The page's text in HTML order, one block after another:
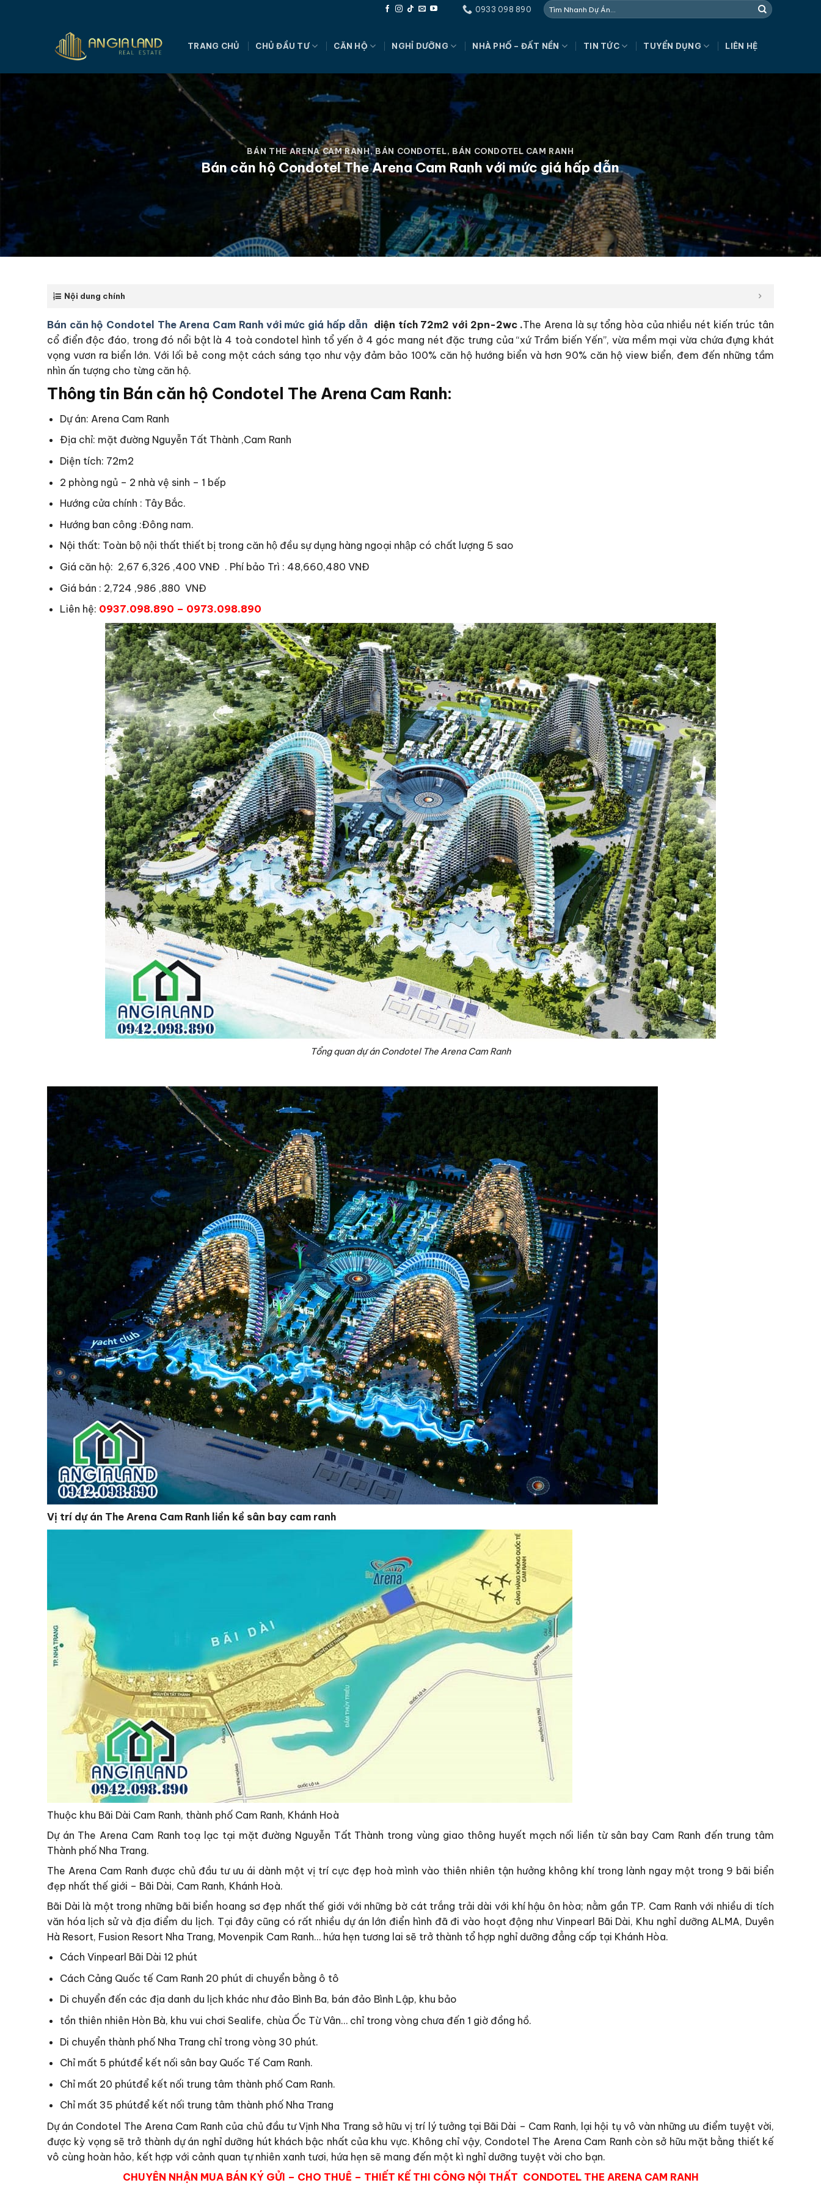
0933 098 890
TRANG CHỦ CHỦ ĐẦU TƯ CĂN HỘ NGHỈ DƯỠNG NHÀ PHỐ – ĐẤT NỀN TIN TỨC TUYỂN DỤNG LIÊN HỆ
BÁN THE ARENA CAM RANH,BÁN CONDOTEL, BÁN CONDOTEL CAM RANH
Bán căn hộ Condotel The Arena Cam Ranh với mức giá hấp dẫn
Nội dung chính
Bán căn hộ Condotel The Arena Cam Ranh với mức giá hấp dẫn diện tích 72m2 với 2pn-2wc .The Arena là sự tổng hòa của nhiều nét kiến trúc tân
cổ điển độc đáo, trong đó nổi bật là 4 toà condotel hình tổ yến ở 4 góc mang nét đặc trưng của “xứ Trầm biến Yến”, vừa mềm mại vừa chứa đựng khát
vọng vươn ra biển lớn. Với lối bẻ cong một cách sáng tạo như vậy đảm bảo 100% căn hộ hướng biển và hơn 90% căn hộ view biển, đem đến những tầm
nhìn ấn tượng cho từng căn hộ.
Thông tin Bán căn hộ Condotel The Arena Cam Ranh:
Dự án: Arena Cam Ranh
Địa chỉ: mặt đường Nguyễn Tất Thành ,Cam Ranh
Diện tích: 72m2
2 phòng ngủ – 2 nhà vệ sinh – 1 bếp
Hướng cửa chính : Tây Bắc.
Hướng ban công :Đông nam.
Nội thất: Toàn bộ nội thất thiết bị trong căn hộ đều sự dụng hàng ngoại nhập có chất lượng 5 sao
Giá căn hộ: 2,67 6,326 ,400 VNĐ . Phí bảo Trì : 48,660,480 VNĐ
Giá bán : 2,724 ,986 ,880 VNĐ
Liên hệ: 0937.098.890 – 0973.098.890
Tổng quan dự án Condotel The Arena Cam Ranh
Vị trí dự án The Arena Cam Ranh liền kề sân bay cam ranh
Thuộc khu Bãi Dài Cam Ranh, thành phố Cam Ranh, Khánh Hoà
Dự án The Arena Cam Ranh toạ lạc tại mặt đường Nguyễn Tất Thành trong vùng giao thông huyết mạch nối liền từ sân bay Cam Ranh đến trung tâm
Thành phố Nha Trang.
The Arena Cam Ranh được chủ đầu tư ưu ái dành một vị trí cực đẹp hoà mình vào thiên nhiên tận hưởng không khí trong lành ngay một trong 9 bãi biển
đẹp nhất thế giới – Bãi Dài, Cam Ranh, Khánh Hoà.
Bãi Dài là một trong những bãi biển hoang sơ đẹp nhất thế giới với những bờ cát trắng trải dài với khí hậu ôn hòa; nằm gần TP. Cam Ranh với nhiều di tích
văn hóa lịch sử và địa điểm du lịch. Tại đây cũng có rất nhiều dự án lớn điển hình đã đi vào hoạt động như Vinpearl Bãi Dài, Khu nghỉ dưỡng ALMA, Duyên
Hà Resort, Fusion Resort Nha Trang, Movenpik Cam Ranh… hứa hẹn tương lai sẽ trở thành tổ hợp nghỉ dưỡng đẳng cấp tại Khánh Hòa.
Cách Vinpearl Bãi Dài 12 phút
Cách Cảng Quốc tế Cam Ranh 20 phút di chuyển bằng ô tô
Di chuyển đến các địa danh du lịch khác như đảo Bình Ba, bán đảo Bình Lập, khu bảo
tồn thiên nhiên Hòn Bà, khu vui chơi Sealife, chùa Ốc Từ Vân… chỉ trong vòng chưa đến 1 giờ đồng hồ.
Di chuyển thành phố Nha Trang chỉ trong vòng 30 phút.
Chỉ mất 5 phútđể kết nối sân bay Quốc Tế Cam Ranh.
Chỉ mất 20 phútđể kết nối trung tâm thành phố Cam Ranh.
Chỉ mất 35 phútđể kết nối trung tâm thành phố Nha Trang
Dự án Condotel The Arena Cam Ranh của chủ đầu tư Vịnh Nha Trang sở hữu vị trí lý tưởng tại Bãi Dài – Cam Ranh, lại hội tụ vô vàn những ưu điểm tuyệt vời,
được kỳ vọng sẽ trở thành dự án nghỉ dưỡng hút khách bậc nhất của khu vực. Không chỉ vậy, Condotel The Arena Cam Ranh còn sở hữu mặt bằng thiết kế
vô cùng hoàn hảo, kết hợp với cảnh quan tự nhiên xanh tươi, hứa hẹn sẽ mang đến một kì nghỉ dưỡng tuyệt vời cho bạn.
CHUYÊN NHẬN MUA BÁN KÝ GỬI – CHO THUÊ – THIẾT KẾ THI CÔNG NỘI THẤT CONDOTEL THE ARENA CAM RANH